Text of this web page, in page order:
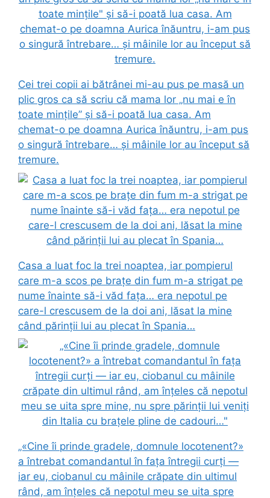
Cei trei copii ai bătrânei mi-au pus pe masă un
plic gros ca să scriu că mama lor „nu mai e în
toate mințile” și să-i poată lua casa. Am
chemat-o pe doamna Aurica înăuntru, i-am pus
o singură întrebare… și mâinile lor au început să
tremure.
Casa a luat foc la trei noaptea, iar pompierul
care m-a scos pe brațe din fum m-a strigat pe
nume înainte să-i văd fața… era nepotul pe
care-l crescusem de la doi ani, lăsat la mine
când părinții lui au plecat în Spania…
„«Cine îi prinde gradele, domnule locotenent?»
a întrebat comandantul în fața întregii curți —
iar eu, ciobanul cu mâinile crăpate din ultimul
rând, am înțeles că nepotul meu se uita spre